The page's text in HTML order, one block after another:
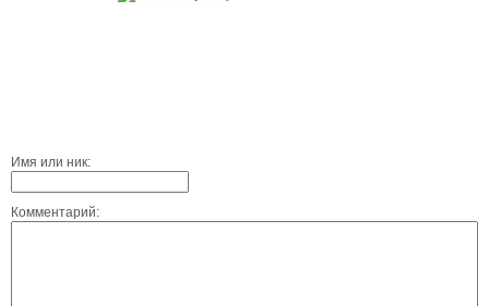
Имя или ник:
Комментарий: